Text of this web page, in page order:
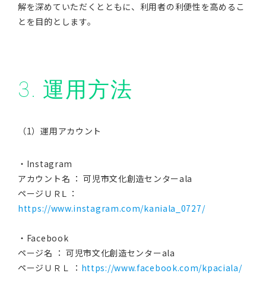
解を深めていただくとともに、利用者の利便性を高めるこ
とを目的とします。
3. 運用方法
（1）運用アカウント
・Instagram
アカウント名 ： 可児市文化創造センターala
ページＵＲⅬ ：
https://www.instagram.com/kaniala_0727/
・Facebook
ページ名 ： 可児市文化創造センターala
ページＵＲＬ ： https://www.facebook.com/kpaciala/